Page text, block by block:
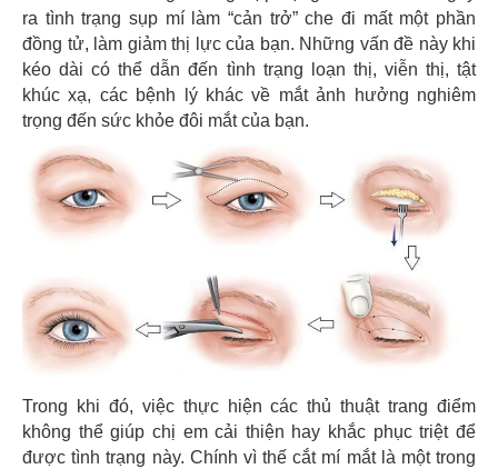
ra tình trạng sụp mí làm “cản trở” che đi mất một phần
đồng tử, làm giảm thị lực của bạn. Những vấn đề này khi
kéo dài có thể dẫn đến tình trạng loạn thị, viễn thị, tật
khúc xạ, các bệnh lý khác về mắt ảnh hưởng nghiêm
trọng đến sức khỏe đôi mắt của bạn.
Trong khi đó, việc thực hiện các thủ thuật trang điểm
không thể giúp chị em cải thiện hay khắc phục triệt để
được tình trạng này. Chính vì thế cắt mí mắt là một trong